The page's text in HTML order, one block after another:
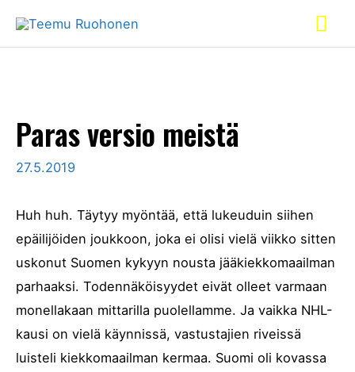
Paras versio meistä
27.5.2019
Huh huh. Täytyy myöntää, että lukeuduin siihen
epäilijöiden joukkoon, joka ei olisi vielä viikko sitten
uskonut Suomen kykyyn nousta jääkiekkomaailman
parhaaksi. Todennäköisyydet eivät olleet varmaan
monellakaan mittarilla puolellamme. Ja vaikka NHL-
kausi on vielä käynnissä, vastustajien riveissä
luisteli kiekkomaailman kermaa. Suomi oli kovassa